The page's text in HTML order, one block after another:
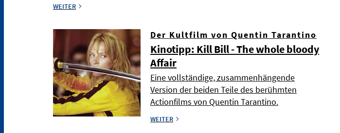
WEITER
Der Kultfilm von Quentin Tarantino
Kinotipp: Kill Bill - The whole bloody
Affair
Eine vollständige, zusammenhängende
Version der beiden Teile des berühmten
Actionfilms von Quentin Tarantino.
WEITER